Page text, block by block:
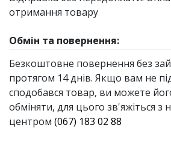
отримання товару
Обмін та повернення:
Безкоштовне повернення без
протягом 14 днів. Якщо вам не
сподобався товар, ви можете
обміняти, для цього зв'яжіться
центром (067) 183 02 88